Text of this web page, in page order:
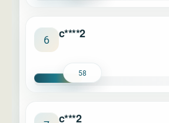
6 c****2
58
c***2